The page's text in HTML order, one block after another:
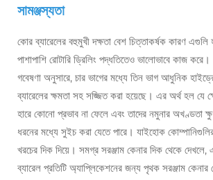
সামঞ্জস্যতা
কোর ব্যারেলের বহুমুখী দক্ষতা বেশ চিত্তাকর্ষক কারণ
পাশাপাশি রোটারি ড্রিলিং পদ্ধতিতেও ভালোভাবে কাজ
গবেষণা অনুসারে, চার ভাগের মধ্যে তিন ভাগ আধুনিক
ব্যারেলের ক্ষমতা সহ সজ্জিত করা হয়েছে। এর অর্থ হল যে
হারে কোনো প্রভাব না ফেলে এবং তাদের নমুনার অখণ্ডতা
ধরনের মধ্যে সুইচ করা যেতে পারে। যাইহোক
খরচের দিক দিয়ে। সমগ্র সরঞ্জাম কেনার দিক থেকে
ব্যারেল প্রতিটি অ্যাপ্লিকেশনের জন্য পৃথক সরঞ্জাম